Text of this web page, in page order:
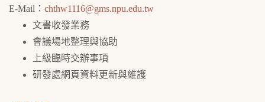
E-Mail： chthw1116@gms.npu.edu.tw
文書收發業務
會議場地整理與協助
上級臨時交辦事項
研發處網頁資料更新與維護